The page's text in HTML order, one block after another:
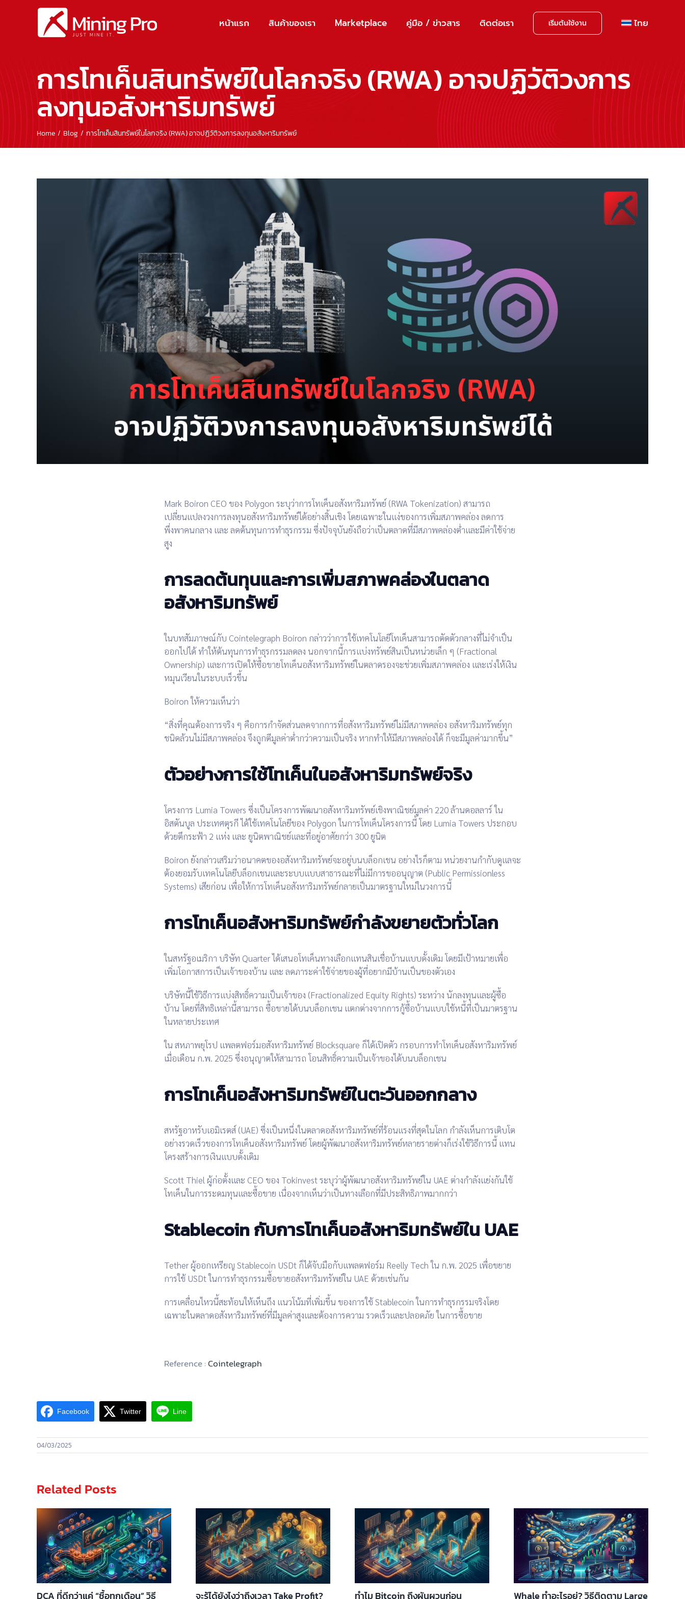
หน้าแรก สินค้าของเรา Marketplace คู่มือ / ข่าวสาร ติดต่อเรา เริ่มต้นใช้งาน ไทย
การโทเค็นสินทรัพย์ในโลกจริง (RWA) อาจปฏิวัติวงการ
ลงทุนอสังหาริมทรัพย์
Home Blog การโทเค็นสินทรัพย์ในโลกจริง (RWA) อาจปฏิวัติวงการลงทุนอสังหาริมทรัพย์
Mark Boiron CEO ของ Polygon ระบุว่าการโทเค็นอสังหาริมทรัพย์ (RWA Tokenization) สามารถ
เปลี่ยนแปลงวงการลงทุนอสังหาริมทรัพย์ได้อย่างสิ้นเชิง โดยเฉพาะในแง่ของการเพิ่มสภาพคล่อง ลดการ
พึ่งพาคนกลาง และ ลดต้นทุนการทำธุรกรรม ซึ่งปัจจุบันยังถือว่าเป็นตลาดที่มีสภาพคล่องต่ำและมีค่าใช้จ่าย
สูง
การลดต้นทุนและการเพิ่มสภาพคล่องในตลาด
อสังหาริมทรัพย์
ในบทสัมภาษณ์กับ Cointelegraph Boiron กล่าวว่าการใช้เทคโนโลยีโทเค็นสามารถตัดตัวกลางที่ไม่จำเป็น
ออกไปได้ ทำให้ต้นทุนการทำธุรกรรมลดลง นอกจากนี้การแบ่งทรัพย์สินเป็นหน่วยเล็ก ๆ (Fractional
Ownership) และการเปิดให้ซื้อขายโทเค็นอสังหาริมทรัพย์ในตลาดรองจะช่วยเพิ่มสภาพคล่อง และเร่งให้เงิน
หมุนเวียนในระบบเร็วขึ้น
Boiron ให้ความเห็นว่า
“สิ่งที่คุณต้องการจริง ๆ คือการกำจัดส่วนลดจากการที่อสังหาริมทรัพย์ไม่มีสภาพคล่อง อสังหาริมทรัพย์ทุก
ชนิดล้วนไม่มีสภาพคล่อง จึงถูกตีมูลค่าต่ำกว่าความเป็นจริง หากทำให้มีสภาพคล่องได้ ก็จะมีมูลค่ามากขึ้น”
ตัวอย่างการใช้โทเค็นในอสังหาริมทรัพย์จริง
โครงการ Lumia Towers ซึ่งเป็นโครงการพัฒนาอสังหาริมทรัพย์เชิงพาณิชย์มูลค่า 220 ล้านดอลลาร์ใน
อิสตันบูล ประเทศตุรกีได้ใช้เทคโนโลยีของ Polygonในการโทเค็นโครงการนี้ โดย Lumia Towers ประกอบ
ด้วยตึกระฟ้า 2 แห่ง และ ยูนิตพาณิชย์และที่อยู่อาศัยกว่า 300 ยูนิต
Boiron ยังกล่าวเสริมว่าอนาคตของอสังหาริมทรัพย์จะอยู่บนบล็อกเชน อย่างไรก็ตาม หน่วยงานกำกับดูแลจะ
ต้องยอมรับเทคโนโลยีบล็อกเชนและระบบแบบสาธารณะที่ไม่มีการขออนุญาต (Public Permissionless
Systems) เสียก่อน เพื่อให้การโทเค็นอสังหาริมทรัพย์กลายเป็นมาตรฐานใหม่ในวงการนี้
การโทเค็นอสังหาริมทรัพย์กำลังขยายตัวทั่วโลก
ในสหรัฐอเมริกา บริษัท Quarterได้เสนอโทเค็นทางเลือกแทนสินเชื่อบ้านแบบดั้งเดิม โดยมีเป้าหมายเพื่อ
เพิ่มโอกาสการเป็นเจ้าของบ้าน และ ลดภาระค่าใช้จ่ายของผู้ที่อยากมีบ้านเป็นของตัวเอง
บริษัทนี้ใช้วิธีการแบ่งสิทธิ์ความเป็นเจ้าของ (Fractionalized Equity Rights) ระหว่าง นักลงทุนและผู้ซื้อ
บ้าน โดยที่สิทธิเหล่านี้สามารถ ซื้อขายได้บนบล็อกเชน แตกต่างจากการกู้ซื้อบ้านแบบใช้หนี้ที่เป็นมาตรฐาน
ในหลายประเทศ
ใน สหภาพยุโรป แพลตฟอร์มอสังหาริมทรัพย์ Blocksquare ก็ได้เปิดตัว กรอบการทำโทเค็นอสังหาริมทรัพย์
เมื่อเดือน ก.พ. 2025 ซึ่งอนุญาตให้สามารถ โอนสิทธิ์ความเป็นเจ้าของได้บนบล็อกเชน
การโทเค็นอสังหาริมทรัพย์ในตะวันออกกลาง
สหรัฐอาหรับเอมิเรตส์ (UAE) ซึ่งเป็นหนึ่งในตลาดอสังหาริมทรัพย์ที่ร้อนแรงที่สุดในโลก กำลังเห็นการเติบโต
อย่างรวดเร็วของการโทเค็นอสังหาริมทรัพย์ โดยผู้พัฒนาอสังหาริมทรัพย์หลายรายต่างก็เร่งใช้วิธีการนี้ แทน
โครงสร้างการเงินแบบดั้งเดิม
Scott Thiel ผู้ก่อตั้งและ CEO ของ Tokinvestระบุว่าผู้พัฒนาอสังหาริมทรัพย์ใน UAE ต่างกำลังแย่งกันใช้
โทเค็นในการระดมทุนและซื้อขาย เนื่องจากเห็นว่าเป็นทางเลือกที่มีประสิทธิภาพมากกว่า
Stablecoin กับการโทเค็นอสังหาริมทรัพย์ใน UAE
Tetherผู้ออกเหรียญ Stablecoin USDtก็ได้จับมือกับแพลตฟอร์ม Reelly Techใน ก.พ. 2025 เพื่อขยาย
การใช้ USDtในการทำธุรกรรมซื้อขายอสังหาริมทรัพย์ใน UAE ด้วยเช่นกัน
การเคลื่อนไหวนี้สะท้อนให้เห็นถึง แนวโน้มที่เพิ่มขึ้น ของการใช้Stablecoinในการทำธุรกรรมจริงโดย
เฉพาะในตลาดอสังหาริมทรัพย์ที่มีมูลค่าสูงและต้องการความ รวดเร็วและปลอดภัยในการซื้อขาย
Reference :Cointelegraph
Facebook Twitter Line
04/03/2025
Related Posts
DCA ที่ดีกว่าแค่ “ซื้อทุกเดือน” วิธี จะรู้ได้ยังไงว่าถึงเวลา Take Profit? ทำไม Bitcoin ถึงผันผวนก่อน Whale ทำอะไรอยู่? วิธีติดตาม Large